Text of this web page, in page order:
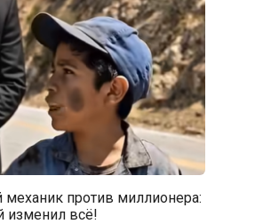
против миллионера:
изменил всё!